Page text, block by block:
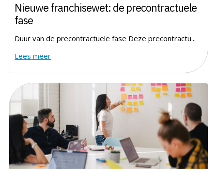
Nieuwe franchisewet: de precontractuele
fase
Duur van de precontractuele fase Deze precontractu...
Lees meer